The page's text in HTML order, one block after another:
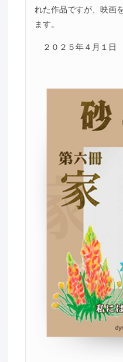
れた作品ですが、映画
ます。
２０２５年４月１日